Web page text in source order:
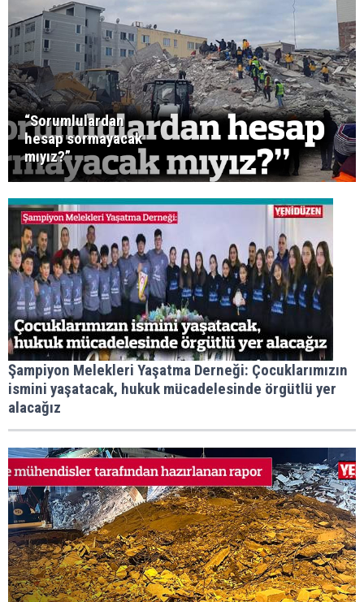
“Sorumlulardan
hesap sormayacak
mıyız?”
Şampiyon Melekleri Yaşatma Derneği: Çocuklarımızın
ismini yaşatacak, hukuk mücadelesinde örgütlü yer
alacağız